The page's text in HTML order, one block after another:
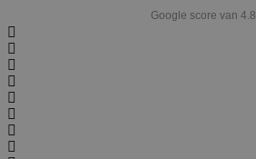
naar
de
inhoud
Google score van 4.8